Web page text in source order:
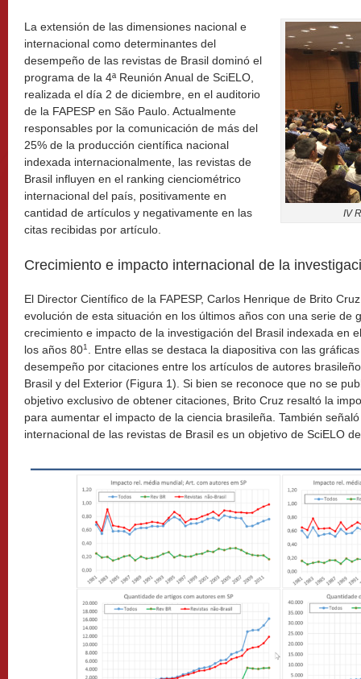
IV
La extensión de las dimensiones nacional e
internacional como determinantes del
desempeño de las revistas de Brasil dominó el
programa de la 4ª Reunión Anual de SciELO,
realizada el día 2 de diciembre, en el auditorio
de la FAPESP en São Paulo. Actualmente
responsables por la comunicación de más del
25% de la producción científica nacional
indexada internacionalmente, las revistas de
Brasil influyen en el ranking cienciométrico
internacional del país, positivamente en
cantidad de artículos y negativamente en las
citas recibidas por artículo.
Crecimiento e impacto internacional de la
El Director Científico de la FAPESP, Carlos Henrique de Brito
evolución de esta situación en los últimos años con una serie de
crecimiento e impacto de la investigación del Brasil indexada en
los años 801
. Entre ellas se destaca la diapositiva con las
desempeño por citaciones entre los artículos de autores
Brasil y del Exterior (Figura 1). Si bien se reconoce que no se
objetivo exclusivo de obtener citaciones, Brito Cruz resaltó la
para aumentar el impacto de la ciencia brasileña. También
internacional de las revistas de Brasil es un objetivo de SciELO